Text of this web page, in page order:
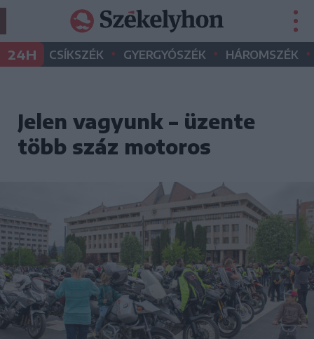
24H CSÍKSZÉK • GYERGYÓSZÉK • HÁROMSZÉK •
Jelen vagyunk – üzente
több száz motoros